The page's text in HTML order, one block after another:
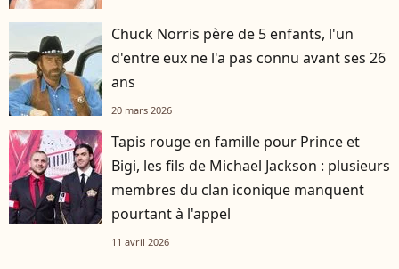
Chuck Norris père de 5 enfants, l'un
d'entre eux ne l'a pas connu avant ses 26
ans
20 mars 2026
Tapis rouge en famille pour Prince et
Bigi, les fils de Michael Jackson : plusieurs
membres du clan iconique manquent
pourtant à l'appel
11 avril 2026